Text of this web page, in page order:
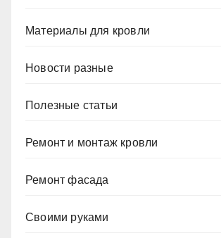
Материалы для кровли
Новости разные
Полезные статьи
Ремонт и монтаж кровли
Ремонт фасада
Своими руками